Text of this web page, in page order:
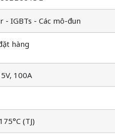
- IGBTs - Các mô-đun
hàng
100A
(TJ)